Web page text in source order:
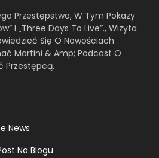
Przestępstwa, W Tym Pokazy
I „Three Days To Live”., Wizyta
Się O Nowościach
Martini & Amp; Podcast O
Przestępcą.
News
Na Blogu